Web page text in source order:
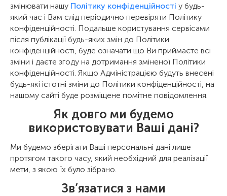
змінювати нашу Політику конфіденційності у будь-
який час і Вам слід періодично перевіряти Політику
конфіденційності. Подальше користування сервісами
після публікації будь-яких змін до Політики
конфіденційності, буде означати що Ви приймаєте всі
зміни і даєте згоду на дотримання зміненої Політики
конфіденційності. Якщо Адміністрацією будуть внесені
будь-які істотні зміни до Політики конфіденційності, на
нашому сайті буде розміщене помітне повідомлення.
Як довго ми будемо
використовувати Ваші дані?
Ми будемо зберігати Ваші персональні дані лише
протягом такого часу, який необхідний для реалізації
мети, з якою їх було зібрано.
Зв’язатися з нами